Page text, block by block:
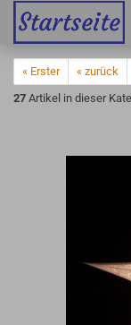
« Erster « zurück
27 Artikel in dieser